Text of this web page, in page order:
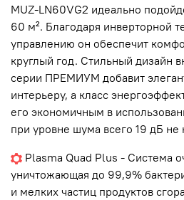
MUZ-LN60VG2 идеально
60 м². Благодаря инверторной
управлению он обеспечит
круглый год. Стильный дизайн
серии ПРЕМИУМ добавит
интерьеру, а класс
его экономичным в
при уровне шума всего 19 дБ
Plasma Quad Plus - Система
уничтожающая до 99,9%
и мелких частиц продуктов